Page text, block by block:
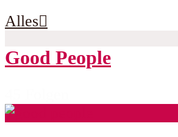
Alles
Good People